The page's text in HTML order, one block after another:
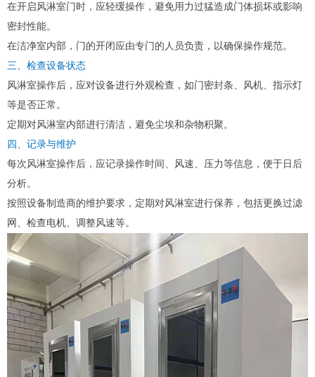
在开启风淋室门时，应轻缓操作，避免用力过猛造成门体损坏或影响
密封性能。
在洁净室内部，门的开闭应由专门的人员负责，以确保操作规范。
三、检查设备状态
风淋室操作后，应对设备进行外观检查，如门密封条、风机、指示灯
等是否正常。
定期对风淋室内部进行清洁，避免尘埃和杂物积聚。
四、记录与维护
每次风淋室操作后，应记录操作时间、风速、压力等信息，便于日后
分析。
按照设备制造商的维护要求，定期对风淋室进行保养，包括更换过滤
网、检查电机、调整风速等。